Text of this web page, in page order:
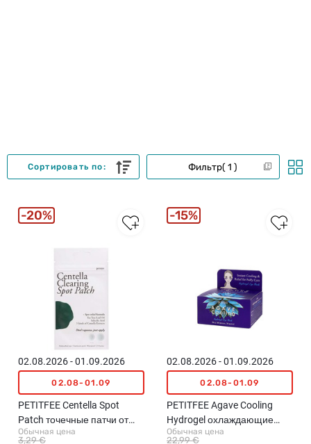
Фильтр 1
Сортировать по:
02.08.2026 - 01.09.2026
02.08-01.09
PETITFEE Centella Spot
Patch точечные патчи от
воспалений, 23шт.
Обычная цена
3,29 €
20%
02.08.2026 - 01.09.2026
02.08-01.09
PETITFEE Agave Cooling
Hydrogel охлаждающие
патчи для кожи вокруг глаз с
Обычная цена
22,99 €
15%